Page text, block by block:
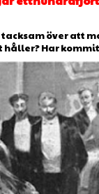
över att
Har